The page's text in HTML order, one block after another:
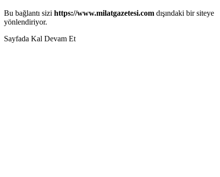
Bu bağlantı sizi https://www.milatgazetesi.com dışındaki bir siteye
yönlendiriyor.
Sayfada Kal Devam Et